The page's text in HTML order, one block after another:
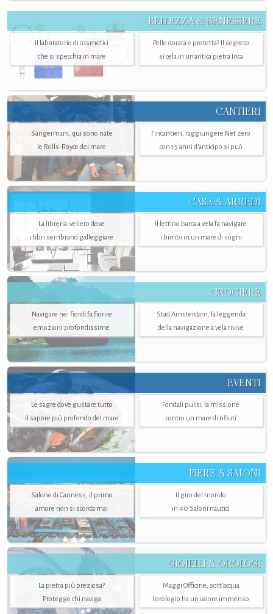
BELLEZZA & BENESSERE
Il laboratorio di cosmetici
che si specchia in mare
Pelle dorata e protetta? Il segreto
si cela in un’antica pietra Inca
CANTIERI
Sangermani, qui sono nate
le Rolls-Royce del mare
Fincantieri, raggiungere Net zero
con 15 anni d'anticipo si può
CASE & ARREDI
La libreria-veliero dove
i libri sembrano galleggiare
Il lettino barca a vela fa navigare
i bimbi in un mare di sogni
CROCIERE
Navigare nei fiordi fa fiorire
emozioni profondissime
Stad Amsterdam, la leggenda
della navigazione a vela rivive
EVENTI
Le sagre dove gustare tutto
il sapore più profondo del mare
Fondali puliti, la missione
contro un mare di rifiuti
FIERE & SALONI
Salone di Canness, il primo
amore non si scorda mai
Il giro del mondo
in 40 Saloni nautici
GIOIELLI & OROLOGI
La pietra più preziosa?
Protegge chi naviga
Maggi Officine, sott’acqua
l'orologio ha un valore immenso